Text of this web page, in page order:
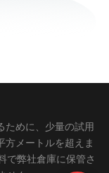
ために、少量の試用
方メートルを超えま
で弊社倉庫に保管さ